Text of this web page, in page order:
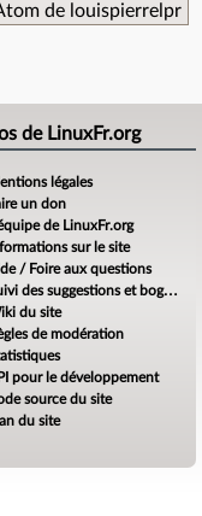
de louispierrelpr
de LinuxFr.org
légales
un don
de LinuxFr.org
sur le site
/ Foire aux questions
des suggestions et bogues
du site
de modération
pour le développement
source du site
du site